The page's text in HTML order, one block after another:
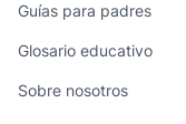
Guías para padres
Glosario educativo
Sobre nosotros